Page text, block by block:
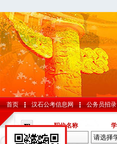
首页 汉石公考信息网 公务员招录
职位名称